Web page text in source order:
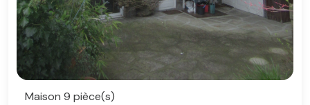
Maison 9 pièce(s)